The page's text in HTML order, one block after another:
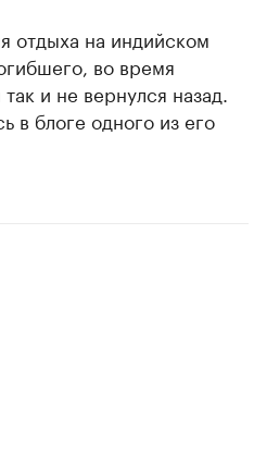
отдыха на индийском
во время
и не вернулся назад.
в блоге одного из его